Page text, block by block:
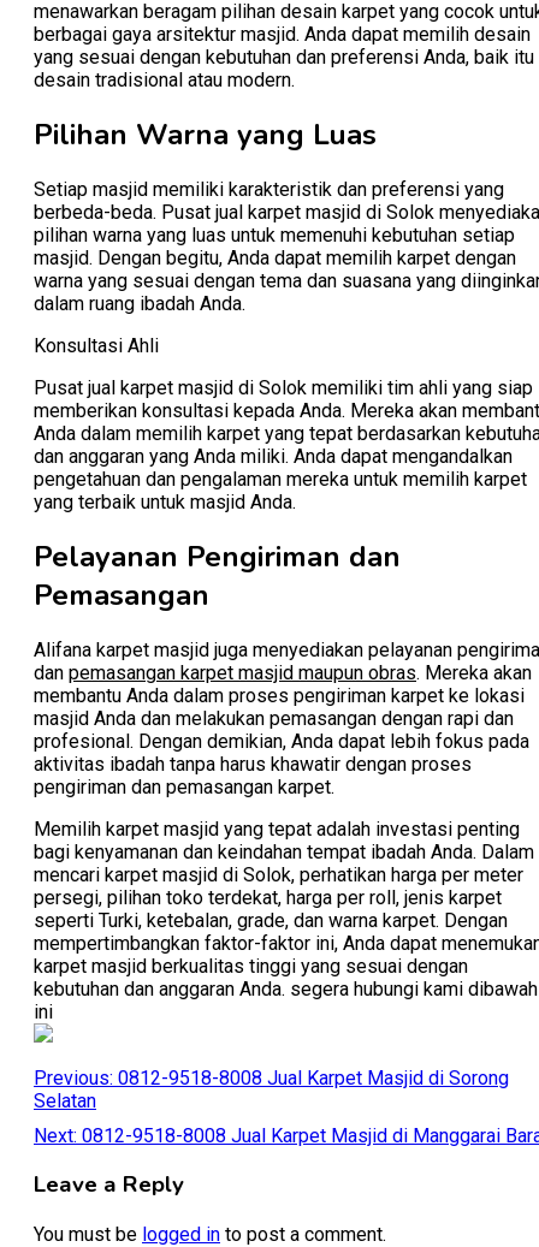
menawarkan beragam pilihan desain karpet yang cocok
berbagai gaya arsitektur masjid. Anda dapat memilih desain
yang sesuai dengan kebutuhan dan preferensi Anda, baik itu
desain tradisional atau modern.
Pilihan Warna yang Luas
Setiap masjid memiliki karakteristik dan preferensi yang
berbeda-beda. Pusat jual karpet masjid di Solok
pilihan warna yang luas untuk memenuhi kebutuhan setiap
masjid. Dengan begitu, Anda dapat memilih karpet dengan
warna yang sesuai dengan tema dan suasana yang
dalam ruang ibadah Anda.
Konsultasi Ahli
Pusat jual karpet masjid di Solok memiliki tim ahli yang siap
memberikan konsultasi kepada Anda. Mereka akan
Anda dalam memilih karpet yang tepat berdasarkan
dan anggaran yang Anda miliki. Anda dapat mengandalkan
pengetahuan dan pengalaman mereka untuk memilih karpet
yang terbaik untuk masjid Anda.
Pelayanan Pengiriman dan
Pemasangan
Alifana karpet masjid juga menyediakan pelayanan
dan pemasangan karpet masjid maupun obras. Mereka akan
membantu Anda dalam proses pengiriman karpet ke lokasi
masjid Anda dan melakukan pemasangan dengan rapi dan
profesional. Dengan demikian, Anda dapat lebih fokus pada
aktivitas ibadah tanpa harus khawatir dengan proses
pengiriman dan pemasangan karpet.
Memilih karpet masjid yang tepat adalah investasi penting
bagi kenyamanan dan keindahan tempat ibadah Anda. Dalam
mencari karpet masjid di Solok, perhatikan harga per meter
persegi, pilihan toko terdekat, harga per roll, jenis karpet
seperti Turki, ketebalan, grade, dan warna karpet. Dengan
mempertimbangkan faktor-faktor ini, Anda dapat
karpet masjid berkualitas tinggi yang sesuai dengan
kebutuhan dan anggaran Anda. segera hubungi kami dibawah
ini
Post
navigation
Previous: 0812-9518-8008 Jual Karpet Masjid di Sorong
Selatan
Next: 0812-9518-8008 Jual Karpet Masjid di Manggarai
Leave a Reply
You must be logged in to post a comment.